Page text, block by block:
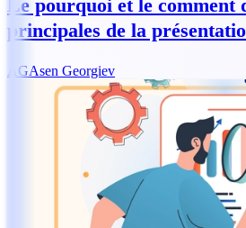
Le pourquoi et le comment
principales de la
AGAsen Georgiev